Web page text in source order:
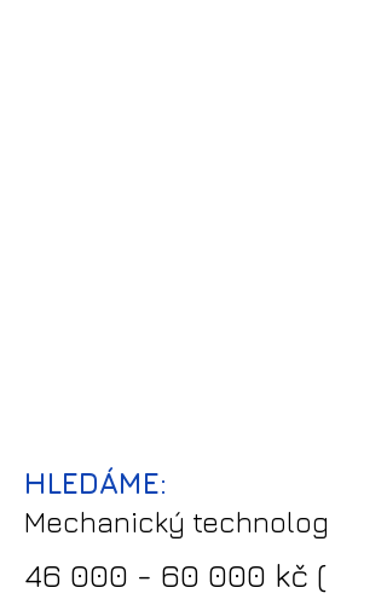
HLEDÁME:
Mechanický technolog
46 000 - 60 000 kč (